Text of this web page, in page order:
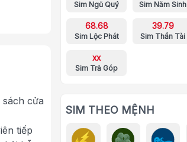
cửa
tiếp
Sim Ngũ Quý Sim Năm Sinh
68.68
Sim Lộc Phát
39.79
Sim Thần Tài
xx
Sim Trả Góp
SIM THEO MỆNH